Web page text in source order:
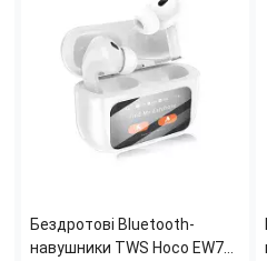
Бездротові Bluetooth-
навушники TWS Hoco EW72